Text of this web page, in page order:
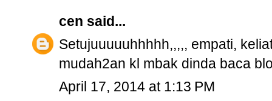
cen said...
Setujuuuuuhhhhh,,,,, empati,
mudah2an kl mbak dinda baca
April 17, 2014 at 1:13 PM